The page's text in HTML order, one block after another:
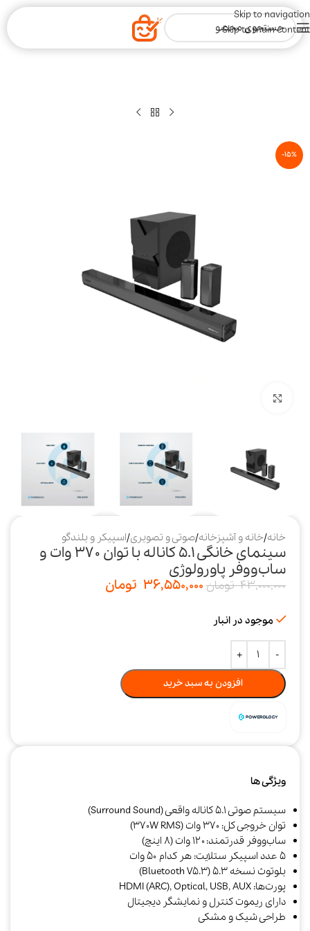
Skip to navigation
Skip to main content
-15%
خانه/خانه و آشپزخانه/صوتی و تصویری/اسپیکر و بلندگو
سینمای خانگی ۵.۱ کاناله با توان ۳۷۰ وات و
ساب‌ووفر پاورولوژی
43,000,000 تومان 36,550,000 تومان
موجود در انبار
افزودن به سبد خرید
ویژگی ها
سیستم صوتی ۵.۱ کاناله واقعی (Surround Sound)
توان خروجی کل: ۳۷۰ وات (370W RMS)
ساب‌ووفر قدرتمند: ۱۲۰ وات (۸ اینچ)
۵ عدد اسپیکر ستلایت: هر کدام ۵۰ وات
بلوتوث نسخه ۵.۳ (Bluetooth V5.3)
پورت‌ها: HDMI (ARC), Optical, USB, AUX
دارای ریموت کنترل و نمایشگر دیجیتال
طراحی شیک و مشکی